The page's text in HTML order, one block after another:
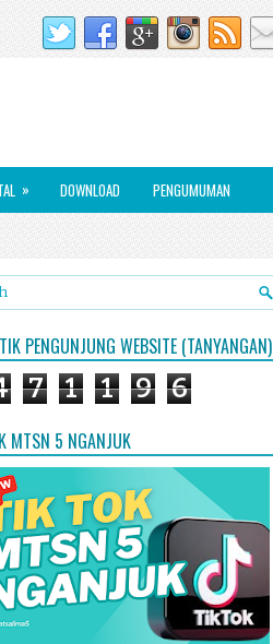
» DOWNLOAD PENGUMUMAN
PENGUNJUNG WEBSITE (TANYANGAN)
7 1 1 9 6
MTSN 5 NGANJUK